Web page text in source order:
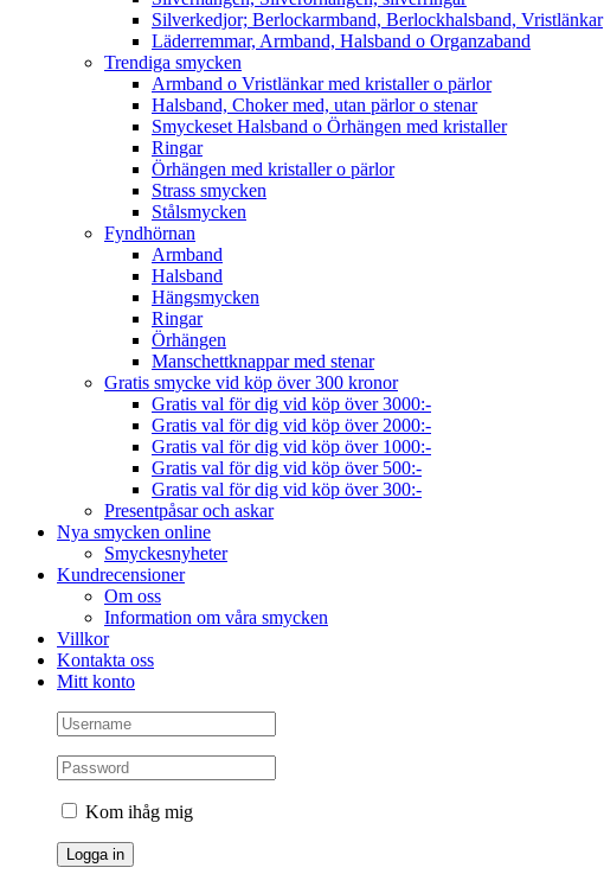
Silverkedjor; Berlockarmband, Berlockhalsband, Vristlänkar
Läderremmar, Armband, Halsband o Organzaband
Trendiga smycken
Armband o Vristlänkar med kristaller o pärlor
Halsband, Choker med, utan pärlor o stenar
Smyckeset Halsband o Örhängen med kristaller
Ringar
Örhängen med kristaller o pärlor
Strass smycken
Stålsmycken
Fyndhörnan
Armband
Halsband
Hängsmycken
Ringar
Örhängen
Manschettknappar med stenar
Gratis smycke vid köp över 300 kronor
Gratis val för dig vid köp över 3000:-
Gratis val för dig vid köp över 2000:-
Gratis val för dig vid köp över 1000:-
Gratis val för dig vid köp över 500:-
Gratis val för dig vid köp över 300:-
Presentpåsar och askar
Nya smycken online
Smyckesnyheter
Kundrecensioner
Om oss
Information om våra smycken
Villkor
Kontakta oss
Mitt konto
Kom ihåg mig